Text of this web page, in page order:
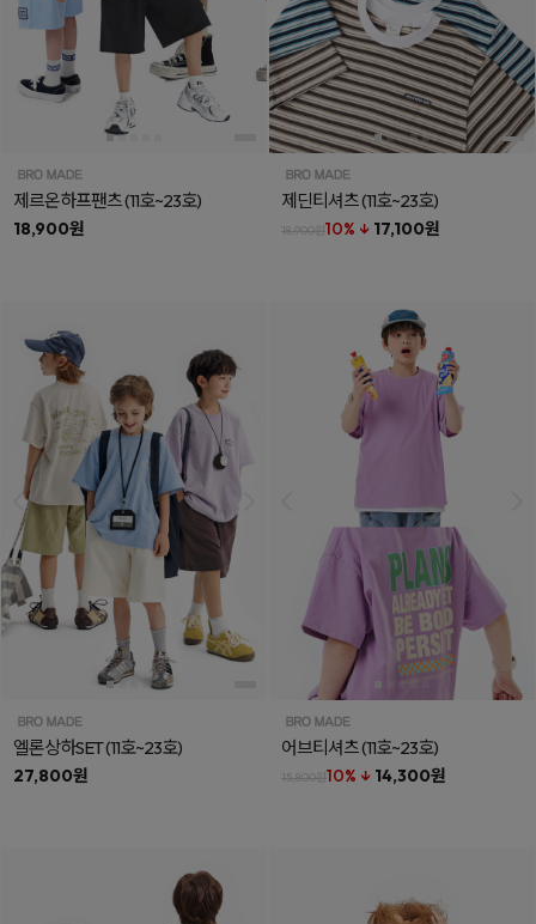
제르온하프팬츠(11호~23호)
18,900원
제딘티셔츠(11호~23호)
18,900원10% ↓ 17,100원
엘론상하SET(11호~23호)
27,800원
어브티셔츠(11호~23호)
15,800원10% ↓ 14,300원